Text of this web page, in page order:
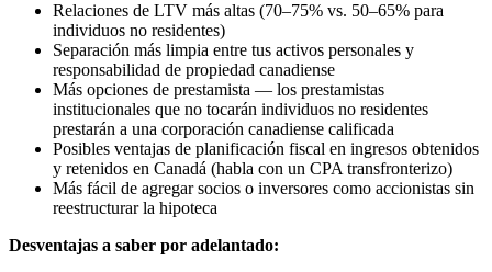
Relaciones de LTV más altas (70–75% vs. 50–65% para
individuos no residentes)
Separación más limpia entre tus activos personales y
responsabilidad de propiedad canadiense
Más opciones de prestamista — los prestamistas
institucionales que no tocarán individuos no residentes
prestarán a una corporación canadiense calificada
Posibles ventajas de planificación fiscal en ingresos obtenidos
y retenidos en Canadá (habla con un CPA transfronterizo)
Más fácil de agregar socios o inversores como accionistas sin
reestructurar la hipoteca
Desventajas a saber por adelantado: